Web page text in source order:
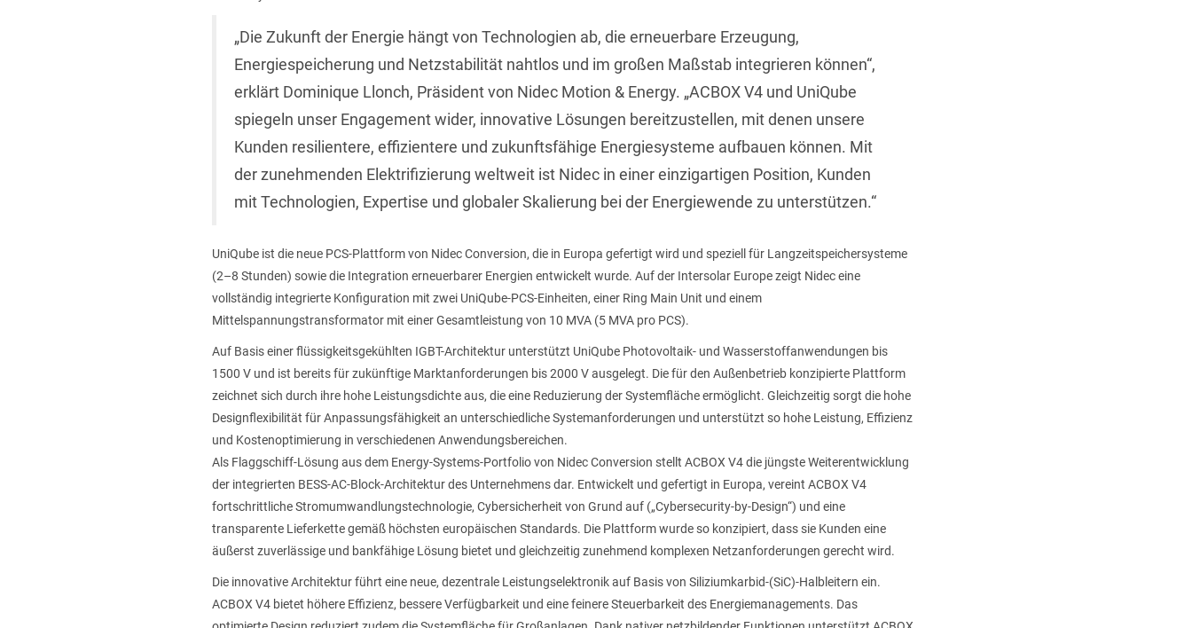
„Die Zukunft der Energie hängt von Technologien ab, die erneuerbare Erzeugung,
Energiespeicherung und Netzstabilität nahtlos und im großen Maßstab integrieren können“,
erklärt Dominique Llonch, Präsident von Nidec Motion & Energy. „ACBOX V4 und UniQube
spiegeln unser Engagement wider, innovative Lösungen bereitzustellen, mit denen unsere
Kunden resilientere, effizientere und zukunftsfähige Energiesysteme aufbauen können. Mit
der zunehmenden Elektrifizierung weltweit ist Nidec in einer einzigartigen Position, Kunden
mit Technologien, Expertise und globaler Skalierung bei der Energiewende zu unterstützen.“
UniQube ist die neue PCS-Plattform von Nidec Conversion, die in Europa gefertigt wird und speziell für Langzeitspeichersysteme
(2–8 Stunden) sowie die Integration erneuerbarer Energien entwickelt wurde. Auf der Intersolar Europe zeigt Nidec eine
vollständig integrierte Konfiguration mit zwei UniQube-PCS-Einheiten, einer Ring Main Unit und einem
Mittelspannungstransformator mit einer Gesamtleistung von 10 MVA (5 MVA pro PCS).
Auf Basis einer flüssigkeitsgekühlten IGBT-Architektur unterstützt UniQube Photovoltaik- und Wasserstoffanwendungen bis
1500 V und ist bereits für zukünftige Marktanforderungen bis 2000 V ausgelegt. Die für den Außenbetrieb konzipierte Plattform
zeichnet sich durch ihre hohe Leistungsdichte aus, die eine Reduzierung der Systemfläche ermöglicht. Gleichzeitig sorgt die hohe
Designflexibilität für Anpassungsfähigkeit an unterschiedliche Systemanforderungen und unterstützt so hohe Leistung, Effizienz
und Kostenoptimierung in verschiedenen Anwendungsbereichen.
Als Flaggschiff-Lösung aus dem Energy-Systems-Portfolio von Nidec Conversion stellt ACBOX V4 die jüngste Weiterentwicklung
der integrierten BESS-AC-Block-Architektur des Unternehmens dar. Entwickelt und gefertigt in Europa, vereint ACBOX V4
fortschrittliche Stromumwandlungstechnologie, Cybersicherheit von Grund auf („Cybersecurity-by-Design“) und eine
transparente Lieferkette gemäß höchsten europäischen Standards. Die Plattform wurde so konzipiert, dass sie Kunden eine
äußerst zuverlässige und bankfähige Lösung bietet und gleichzeitig zunehmend komplexen Netzanforderungen gerecht wird.
Die innovative Architektur führt eine neue, dezentrale Leistungselektronik auf Basis von Siliziumkarbid-(SiC)-Halbleitern ein.
ACBOX V4 bietet höhere Effizienz, bessere Verfügbarkeit und eine feinere Steuerbarkeit des Energiemanagements. Das